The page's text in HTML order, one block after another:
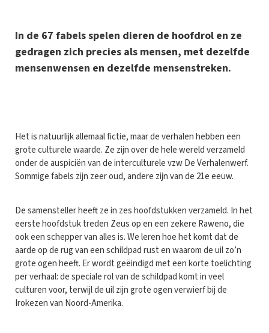
In de 67 fabels spelen dieren de hoofdrol en ze
gedragen zich precies als mensen, met dezelfde
mensenwensen en dezelfde mensenstreken.
Het is natuurlijk allemaal fictie, maar de verhalen hebben een
grote culturele waarde. Ze zijn over de hele wereld verzameld
onder de auspiciën van de interculturele vzw De Verhalenwerf.
Sommige fabels zijn zeer oud, andere zijn van de 21e eeuw.
De samensteller heeft ze in zes hoofdstukken verzameld. In het
eerste hoofdstuk treden Zeus op en een zekere Raweno, die
ook een schepper van alles is. We leren hoe het komt dat de
aarde op de rug van een schildpad rust en waarom de uil zo’n
grote ogen heeft. Er wordt geëindigd met een korte toelichting
per verhaal: de speciale rol van de schildpad komt in veel
culturen voor, terwijl de uil zijn grote ogen verwierf bij de
Irokezen van Noord-Amerika.